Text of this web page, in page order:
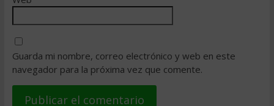
Guarda mi nombre, correo electrónico y web en este
navegador para la próxima vez que comente.